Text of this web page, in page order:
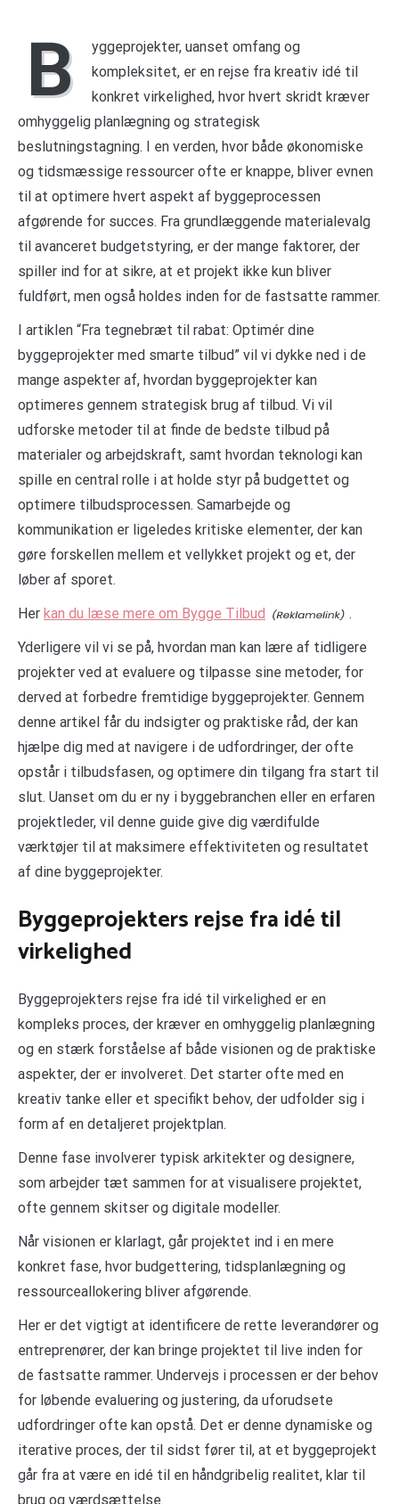
B
yggeprojekter, uanset omfang og
kompleksitet, er en rejse fra kreativ idé til
konkret virkelighed, hvor hvert skridt kræver
omhyggelig planlægning og strategisk
beslutningstagning. I en verden, hvor både økonomiske
og tidsmæssige ressourcer ofte er knappe, bliver evnen
til at optimere hvert aspekt af byggeprocessen
afgørende for succes. Fra grundlæggende materialevalg
til avanceret budgetstyring, er der mange faktorer, der
spiller ind for at sikre, at et projekt ikke kun bliver
fuldført, men også holdes inden for de fastsatte rammer.
I artiklen “Fra tegnebræt til rabat: Optimér dine
byggeprojekter med smarte tilbud” vil vi dykke ned i de
mange aspekter af, hvordan byggeprojekter kan
optimeres gennem strategisk brug af tilbud. Vi vil
udforske metoder til at finde de bedste tilbud på
materialer og arbejdskraft, samt hvordan teknologi kan
spille en central rolle i at holde styr på budgettet og
optimere tilbudsprocessen. Samarbejde og
kommunikation er ligeledes kritiske elementer, der kan
gøre forskellen mellem et vellykket projekt og et, der
løber af sporet.
Her kan du læse mere om Bygge Tilbud
.
Yderligere vil vi se på, hvordan man kan lære af tidligere
projekter ved at evaluere og tilpasse sine metoder, for
derved at forbedre fremtidige byggeprojekter. Gennem
denne artikel får du indsigter og praktiske råd, der kan
hjælpe dig med at navigere i de udfordringer, der ofte
opstår i tilbudsfasen, og optimere din tilgang fra start til
slut. Uanset om du er ny i byggebranchen eller en erfaren
projektleder, vil denne guide give dig værdifulde
værktøjer til at maksimere effektiviteten og resultatet
af dine byggeprojekter.
Byggeprojekters rejse fra idé til
virkelighed
Byggeprojekters rejse fra idé til virkelighed er en
kompleks proces, der kræver en omhyggelig planlægning
og en stærk forståelse af både visionen og de praktiske
aspekter, der er involveret. Det starter ofte med en
kreativ tanke eller et specifikt behov, der udfolder sig i
form af en detaljeret projektplan.
Denne fase involverer typisk arkitekter og designere,
som arbejder tæt sammen for at visualisere projektet,
ofte gennem skitser og digitale modeller.
Når visionen er klarlagt, går projektet ind i en mere
konkret fase, hvor budgettering, tidsplanlægning og
ressourceallokering bliver afgørende.
Her er det vigtigt at identificere de rette leverandører og
entreprenører, der kan bringe projektet til live inden for
de fastsatte rammer. Undervejs i processen er der behov
for løbende evaluering og justering, da uforudsete
udfordringer ofte kan opstå. Det er denne dynamiske og
iterative proces, der til sidst fører til, at et byggeprojekt
går fra at være en idé til en håndgribelig realitet, klar til
brug og værdsættelse.